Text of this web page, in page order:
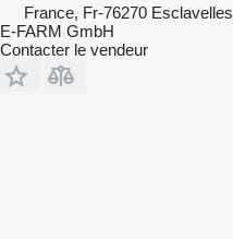
France, Fr-76270 Esclavelles
E-FARM GmbH
Contacter le vendeur